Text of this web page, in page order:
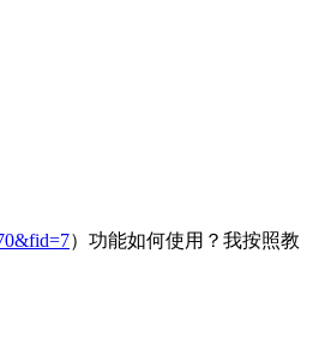
）功能如何使用？我按照教